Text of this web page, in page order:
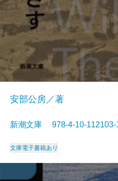
安部公房／著
新潮文庫 978-4-10-
文庫電子書籍あり